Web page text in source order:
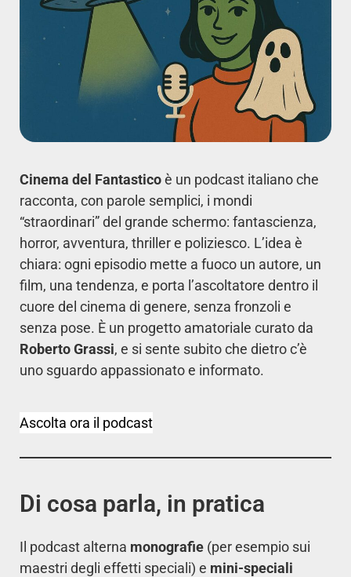
Cinema del Fantasticoè un podcast italiano che
racconta, con parole semplici, i mondi
“straordinari” del grande schermo: fantascienza,
horror, avventura, thriller e poliziesco. L’idea è
chiara: ogni episodio mette a fuoco un autore, un
film, una tendenza, e porta l’ascoltatore dentro il
cuore del cinema di genere, senza fronzoli e
senza pose. È un progetto amatoriale curato da
Roberto Grassi, e si sente subito che dietro c’è
uno sguardo appassionato e informato.
Ascolta ora il podcast
Di cosa parla, in pratica
Il podcast alterna monografie (per esempio sui
maestri degli effetti speciali) e mini-speciali